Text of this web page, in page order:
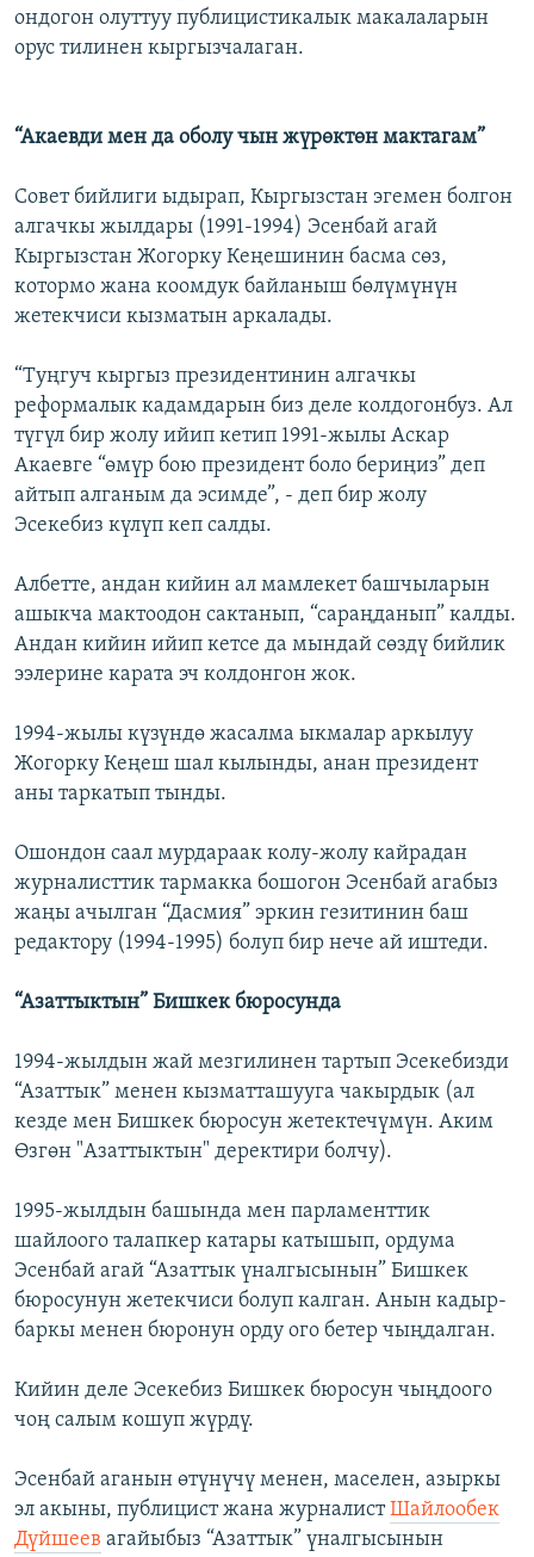
ондогон олуттуу публицистикалык макалаларын
орус тилинен кыргызчалаган.
“Акаевди мен да оболу чын жүрөктөн мактагам”
Совет бийлиги ыдырап, Кыргызстан эгемен болгон
алгачкы жылдары (1991-1994) Эсенбай агай
Кыргызстан Жогорку Кеңешинин басма сөз,
котормо жана коомдук байланыш бөлүмүнүн
жетекчиси кызматын аркалады.
“Туңгуч кыргыз президентинин алгачкы
реформалык кадамдарын биз деле колдогонбуз. Ал
түгүл бир жолу ийип кетип 1991-жылы Аскар
Акаевге “өмүр бою президент боло бериңиз” деп
айтып алганым да эсимде”, - деп бир жолу
Эсекебиз күлүп кеп салды.
Албетте, андан кийин ал мамлекет башчыларын
ашыкча мактоодон сактанып, “сараңданып” калды.
Андан кийин ийип кетсе да мындай сөздү бийлик
ээлерине карата эч колдонгон жок.
1994-жылы күзүндө жасалма ыкмалар аркылуу
Жогорку Кеңеш шал кылынды, анан президент
аны таркатып тынды.
Ошондон саал мурдараак колу-жолу кайрадан
журналисттик тармакка бошогон Эсенбай агабыз
жаңы ачылган “Дасмия” эркин гезитинин баш
редактору (1994-1995) болуп бир нече ай иштеди.
“Азаттыктын” Бишкек бюросунда
1994-жылдын жай мезгилинен тартып Эсекебизди
“Азаттык” менен кызматташууга чакырдык (ал
кезде мен Бишкек бюросун жетектечүмүн. Аким
Өзгөн "Азаттыктын" деректири болчу).
1995-жылдын башында мен парламенттик
шайлоого талапкер катары катышып, ордума
Эсенбай агай “Азаттык үналгысынын” Бишкек
бюросунун жетекчиси болуп калган. Анын кадыр-
баркы менен бюронун орду ого бетер чыңдалган.
Кийин деле Эсекебиз Бишкек бюросун чыңдоого
чоң салым кошуп жүрдү.
Эсенбай аганын өтүнүчү менен, маселен, азыркы
эл акыны, публицист жана журналистШайлообек
Дүйшеев агайыбыз “Азаттык” үналгысынын